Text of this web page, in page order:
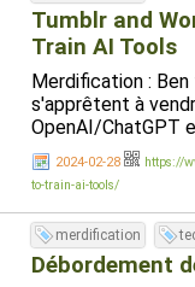
Tumblr and
Train AI Tools
Merdification :
s'apprêtent à
OpenAI/ChatGPT
2024-02-28
https://
to-train-ai-tools/
merdification
Débordement